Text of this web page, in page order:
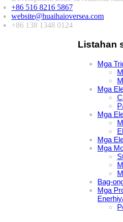
+86 516 8216 5867
website@huaihaioversea.com
+86 138 1348 0124
Listahan
Mga
Mga
Mga
Mga
Mga
Bag-
Mga